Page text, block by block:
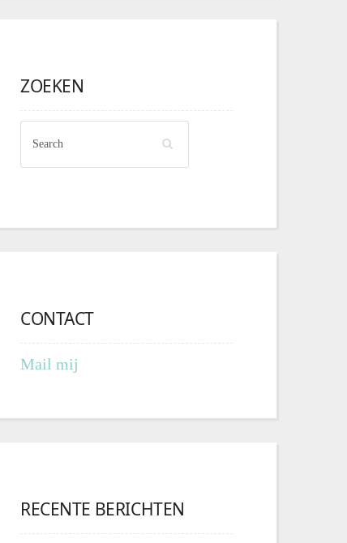
ZOEKEN
CONTACT
Mail mij
RECENTE BERICHTEN